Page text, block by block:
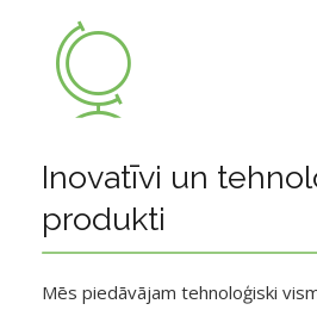
Inovatīvi un
produkti
Mēs piedāvājam tehnoloģiski